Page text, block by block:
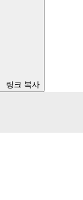
링크 복사